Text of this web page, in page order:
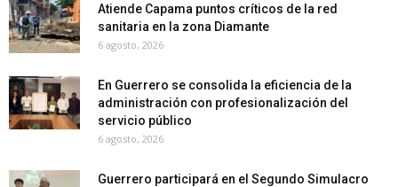
Atiende Capama puntos críticos de la red
sanitaria en la zona Diamante
6 agosto, 2026
En Guerrero se consolida la eficiencia de la
administración con profesionalización del
servicio público
6 agosto, 2026
Guerrero participará en el Segundo Simulacro